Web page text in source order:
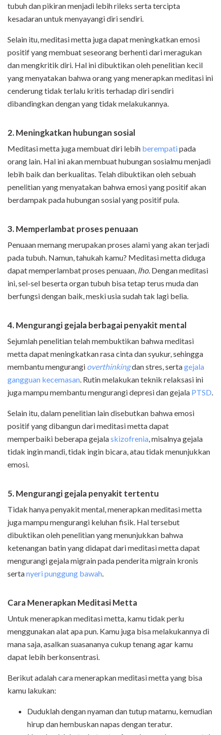
tubuh dan pikiran menjadi lebih rileks serta tercipta
kesadaran untuk menyayangi diri sendiri.
Selain itu, meditasi metta juga dapat meningkatkan emosi
positif yang membuat seseorang berhenti dari meragukan
dan mengkritik diri. Hal ini dibuktikan oleh penelitian kecil
yang menyatakan bahwa orang yang menerapkan meditasi ini
cenderung tidak terlalu kritis terhadap diri sendiri
dibandingkan dengan yang tidak melakukannya.
2. Meningkatkan hubungan sosial
Meditasi metta juga membuat diri lebih berempatipada
orang lain. Hal ini akan membuat hubungan sosialmu menjadi
lebih baik dan berkualitas. Telah dibuktikan oleh sebuah
penelitian yang menyatakan bahwa emosi yang positif akan
berdampak pada hubungan sosial yang positif pula.
3. Memperlambat proses penuaan
Penuaan memang merupakan proses alami yang akan terjadi
pada tubuh. Namun, tahukah kamu? Meditasi metta diduga
dapat memperlambat proses penuaan, lho. Dengan meditasi
ini, sel-sel beserta organ tubuh bisa tetap terus muda dan
berfungsi dengan baik, meski usia sudah tak lagi belia.
4. Mengurangi gejala berbagai penyakit mental
Sejumlah penelitian telah membuktikan bahwa meditasi
metta dapat meningkatkan rasa cinta dan syukur, sehingga
membantu mengurangi overthinkingdan stres, sertagejala
gangguan kecemasan. Rutin melakukan teknik relaksasi ini
juga mampu membantu mengurangi depresi dan gejala PTSD.
Selain itu, dalam penelitian lain disebutkan bahwa emosi
positif yang dibangun dari meditasi metta dapat
memperbaiki beberapa gejalaskizofrenia, misalnya gejala
tidak ingin mandi, tidak ingin bicara, atau tidak menunjukkan
emosi.
5. Mengurangi gejala penyakit tertentu
Tidak hanya penyakit mental, menerapkan meditasi metta
juga mampu mengurangi keluhan fisik. Hal tersebut
dibuktikan oleh penelitian yang menunjukkan bahwa
ketenangan batin yang didapat dari meditasi metta dapat
mengurangi gejala migrain pada penderita migrain kronis
sertanyeri punggung bawah.
Cara Menerapkan Meditasi Metta
Untuk menerapkan meditasi metta, kamu tidak perlu
menggunakan alat apa pun. Kamu juga bisa melakukannya di
mana saja, asalkan suasananya cukup tenang agar kamu
dapat lebih berkonsentrasi.
Berikut adalah cara menerapkan meditasi metta yang bisa
kamu lakukan:
Duduklah dengan nyaman dan tutup matamu, kemudian
hirup dan hembuskan napas dengan teratur.